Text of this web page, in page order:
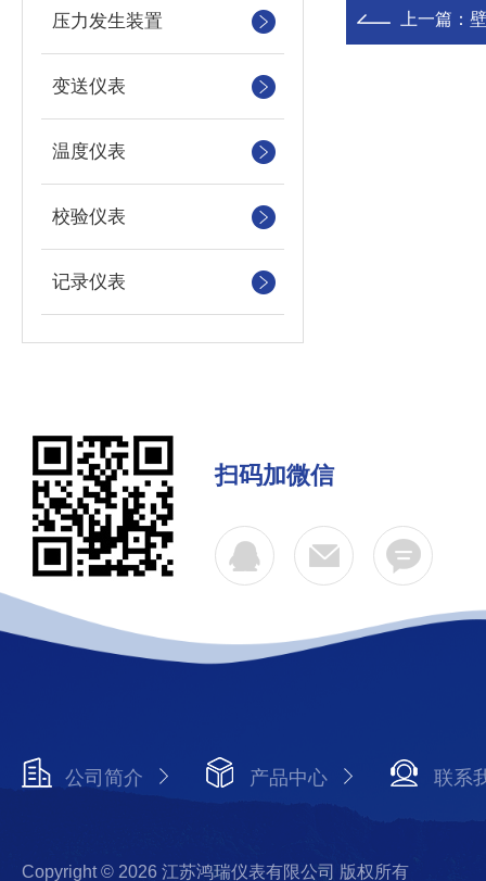
压力发生装置
变送仪表
温度仪表
校验仪表
记录仪表
上一篇：
扫码加微信
公司简介 产品中心 联系
Copyright © 2026 江苏鸿瑞仪表有限公司 版权所有